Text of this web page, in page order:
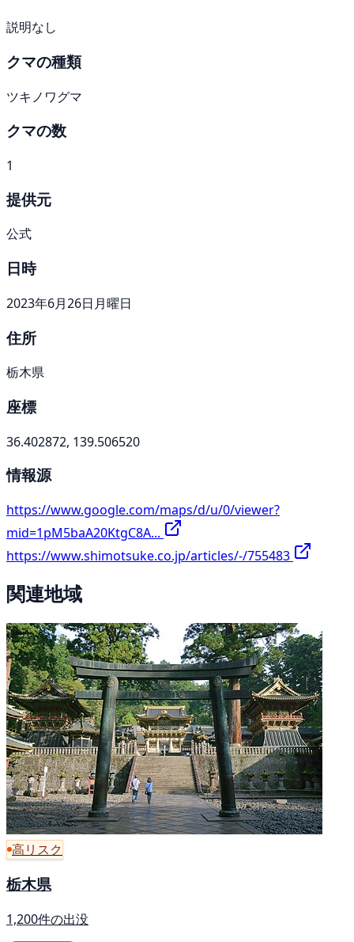
説明なし
クマの種類
ツキノワグマ
クマの数
1
提供元
公式
日時
2023年6月26日月曜日
住所
栃木県
座標
36.402872, 139.506520
情報源
https://www.google.com/maps/d/u/0/viewer?
mid=1pM5baA20KtgC8A...
https://www.shimotsuke.co.jp/articles/-/755483
関連地域
高リスク
栃木県
1,200件の出没